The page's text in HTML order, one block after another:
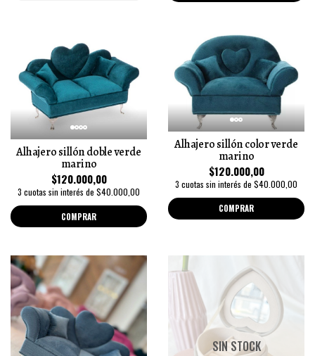
Alhajero sillón doble verde
marino
$120.000,00
3 cuotas sin interés de $40.000,00
COMPRAR
Alhajero sillón color verde
marino
$120.000,00
3 cuotas sin interés de $40.000,00
COMPRAR
SIN STOCK